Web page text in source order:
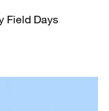
Field Days